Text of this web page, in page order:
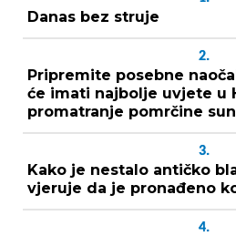
Danas bez struje
2.
Pripremite posebne
će imati najbolje uvjete u
promatranje pomrčine
3.
Kako je nestalo antičko
vjeruje da je pronađeno
4.